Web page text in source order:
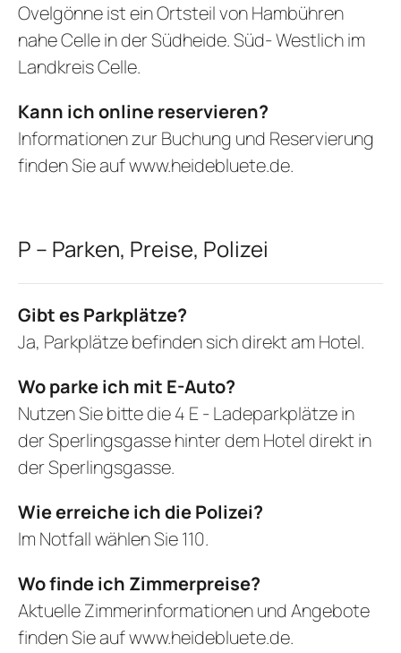
Ovelgönne ist ein Ortsteil von Hambühren
nahe Celle in der Südheide. Süd- Westlich im
Landkreis Celle.
Kann ich online reservieren?
Informationen zur Buchung und Reservierung
finden Sie aufwww.heidebluete.de.
P – Parken, Preise, Polizei
Gibt es Parkplätze?
Ja, Parkplätze befinden sich direkt am Hotel.
Wo parke ich mit E-Auto?
Nutzen Sie bitte die 4 E - Ladeparkplätze in
der Sperlingsgasse hinter dem Hotel direkt in
der Sperlingsgasse.
Wie erreiche ich die Polizei?
Im Notfall wählen Sie 110.
Wo finde ich Zimmerpreise?
Aktuelle Zimmerinformationen und Angebote
finden Sie aufwww.heidebluete.de.